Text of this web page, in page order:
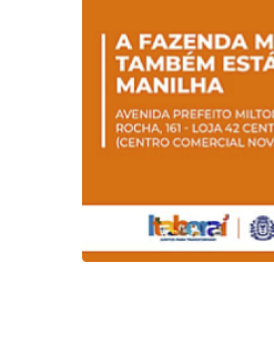
Magalhães Seabra